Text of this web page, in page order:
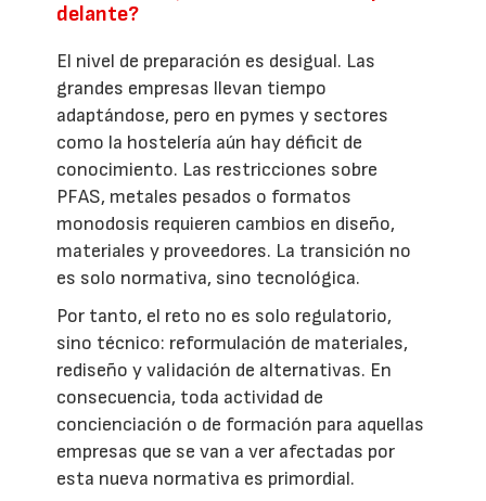
delante?
El nivel de preparación es desigual. Las
grandes empresas llevan tiempo
adaptándose, pero en pymes y sectores
como la hostelería aún hay déficit de
conocimiento. Las restricciones sobre
PFAS, metales pesados o formatos
monodosis requieren cambios en diseño,
materiales y proveedores. La transición no
es solo normativa, sino tecnológica.
Por tanto, el reto no es solo regulatorio,
sino técnico: reformulación de materiales,
rediseño y validación de alternativas. En
consecuencia, toda actividad de
concienciación o de formación para aquellas
empresas que se van a ver afectadas por
esta nueva normativa es primordial.